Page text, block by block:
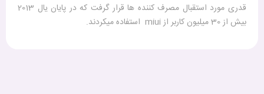
قدری مورد استقبال مصرف کننده ها قرار گرفت که در پایان یال 2013
بیش از 30 میلیون کاربر از miui استفاده میکردند.